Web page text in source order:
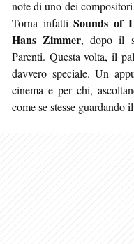
note di uno dei
Torna infattiSounds of
Hans Zimmer, dopo il
Parenti. Questa volta, il
davvero speciale. Un
cinema e per chi,
come se stesse